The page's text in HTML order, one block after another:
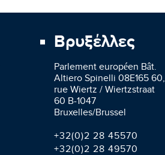
Βρυξέλλες
Parlement européen Bât.
Altiero Spinelli 08E165 60,
rue Wiertz / Wiertzstraat
60 B-1047
Bruxelles/Brussel
+32(0)2 28 45570
+32(0)2 28 49570